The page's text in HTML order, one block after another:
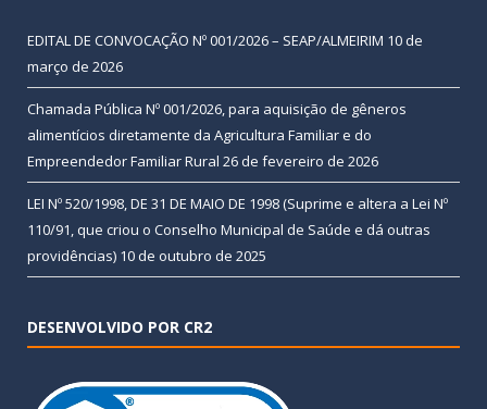
EDITAL DE CONVOCAÇÃO Nº 001/2026 – SEAP/ALMEIRIM 10 de
março de 2026
Chamada Pública Nº 001/2026, para aquisição de gêneros
alimentícios diretamente da Agricultura Familiar e do
Empreendedor Familiar Rural 26 de fevereiro de 2026
LEI Nº 520/1998, DE 31 DE MAIO DE 1998 (Suprime e altera a Lei Nº
110/91, que criou o Conselho Municipal de Saúde e dá outras
providências) 10 de outubro de 2025
DESENVOLVIDO POR CR2